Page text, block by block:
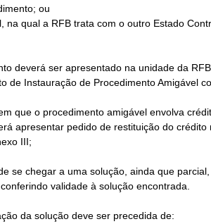
ou
na qual a RFB trata com o outro Estado
deverá ser apresentado na unidade da
de Instauração de Procedimento Amigável
que o procedimento amigável envolva
apresentar pedido de restituição do
III;
se chegar a uma solução, ainda que
validade à solução encontrada.
da solução deve ser precedida de: